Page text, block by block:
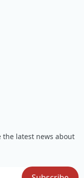
the latest news about